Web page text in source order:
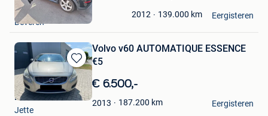
in
Mijn
Favorieten
2012 139.000 km
mike
Beveren
Eergisteren
Bewaren
in
Mijn
Favorieten
Volvo v60 AUTOMATIQUE ESSENCE
€5
€ 6.500,-
2013 187.200 km
DMR1090
Jette
Eergisteren